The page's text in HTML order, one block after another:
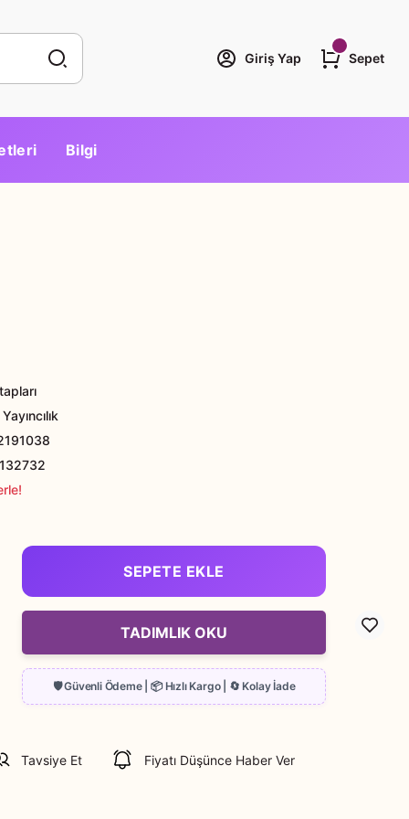
Giriş Yap Sepet
Bilgi
SEPETE EKLE
TADIMLIK OKU
Tavsiye Et Fiyatı Düşünce Haber Ver